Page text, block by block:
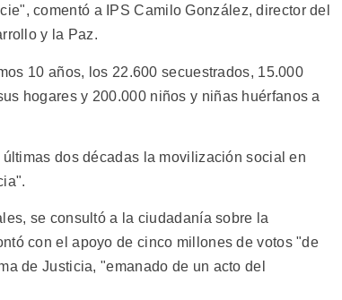
comentó a IPS Camilo González, director del
y la Paz.
10 años, los 22.600 secuestrados, 15.000
hogares y 200.000 niños y niñas huérfanos a
dos décadas la movilización social en
se consultó a la ciudadanía sobre la
con el apoyo de cinco millones de votos "de
de Justicia, "emanado de un acto del